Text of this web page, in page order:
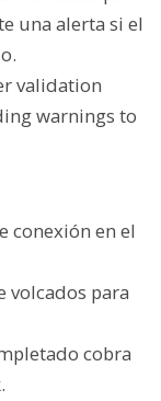
una alerta si el
validation
warnings to
conexión en el
volcados para
cobra